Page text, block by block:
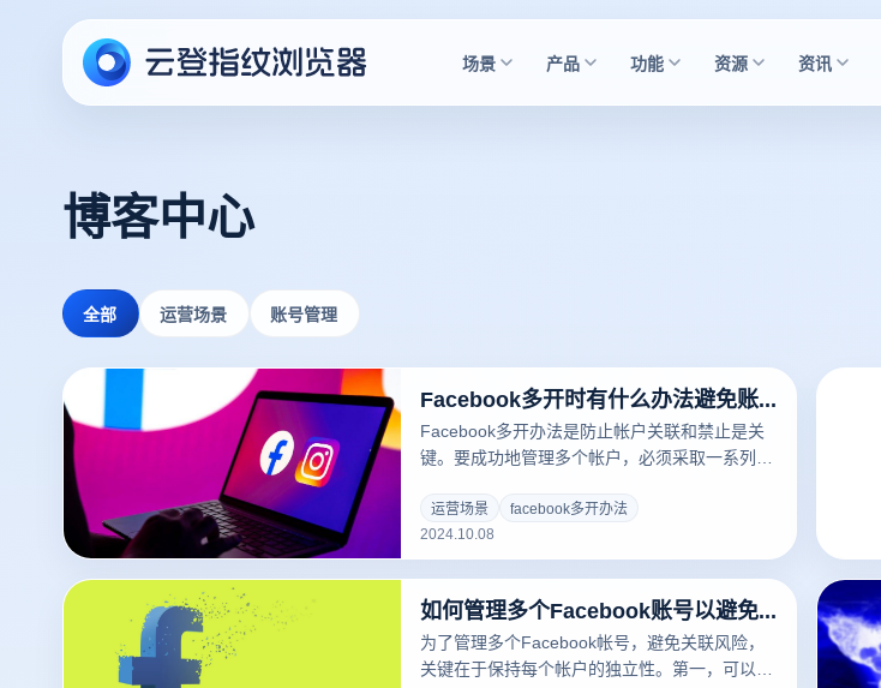
场景 产品 功能 资源 资讯
博客中心
全部 运营场景 账号管理
Facebook多开时有什么办法避免账号关联和封禁？
Facebook多开办法是防止帐户关联和禁止是关
键。要成功地管理多个帐户，必须采取一系列的
(众多登多开浏览器)为每个帐户建立单独的虚拟
环境，通过模拟不同的浏览器指纹、IP地址和时
区，确保每个帐户都能在Facebook平台上反映
优质的代理IP服务，防止多个帐户同时使用相同
的IP地址，减少Facebook检验对每个帐户进行
的频率进行切换的风险控制。
运营场景
facebook多开办法
2024.10.08
如何管理多个Facebook账号以避免关联风险？
为了管理多个Facebook帐号，避免关联风险，
关键在于保持每个帐户的独立性。第一，可以使